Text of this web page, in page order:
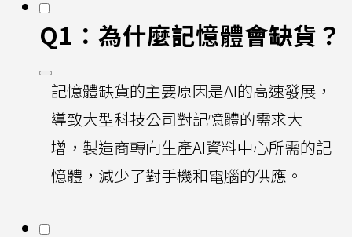
Q1：為什麼記憶體會缺貨？
記憶體缺貨的主要原因是AI的高速發展，
導致大型科技公司對記憶體的需求大
增，製造商轉向生產AI資料中心所需的記
憶體，減少了對手機和電腦的供應。